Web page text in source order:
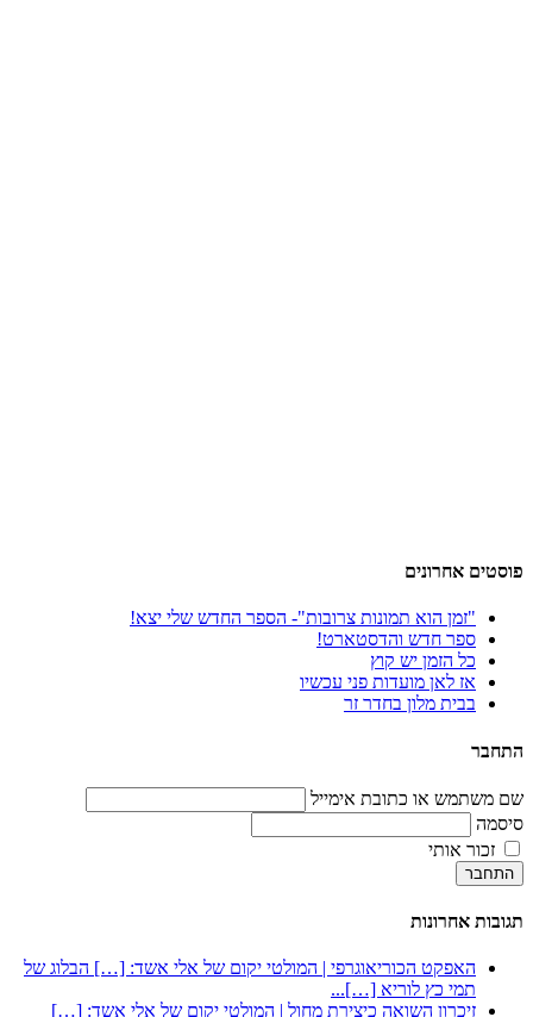
פוסטים אחרונים
"זמן הוא תמונות צרובות"- הספר החדש שלי יצא!
ספר חדש והדסטארט!
כל הזמן יש קוץ
אז לאן מועדות פני עכשיו
בבית מלון בחדר זר
התחבר
שם משתמש או כתובת אימייל
סיסמה
זכור אותי
התחבר
תגובות אחרונות
האפקט הכוריאוגרפי | המולטי יקום של אלי אשד: […] הבלוג של
תמי כץ לוריא […]...
זיכרון השואה כיצירת מחול | המולטי יקום של אלי אשד: […]